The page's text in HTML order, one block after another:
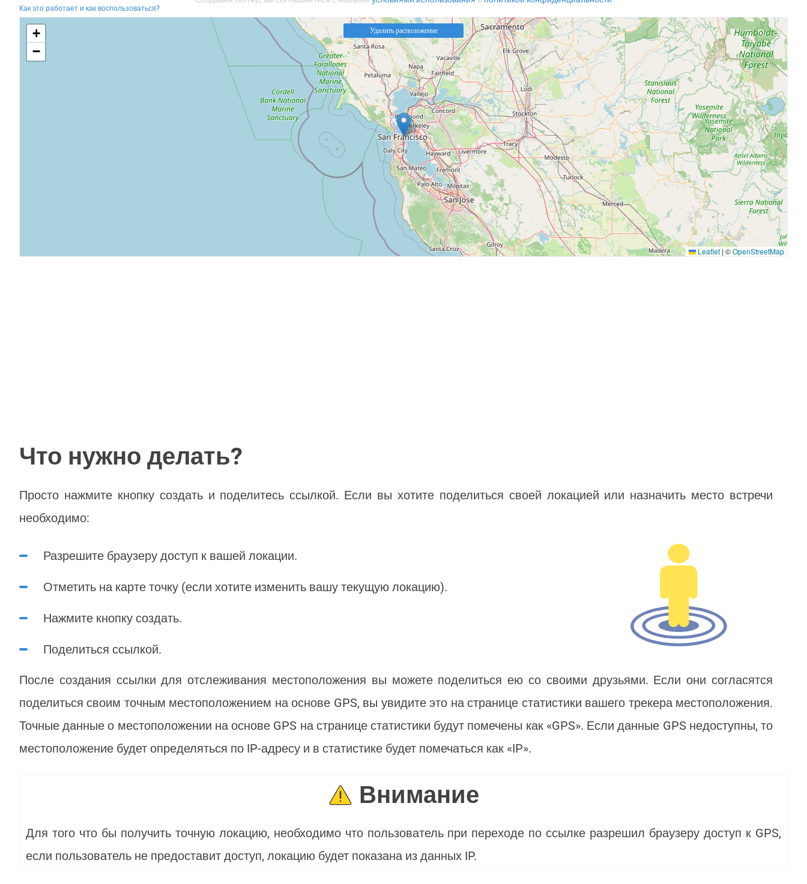
Как это работает и как воспользоваться?
+
−
Leaflet | ©OpenStreetMap
Удалить расположение
Что нужно делать?
Просто нажмите кнопку создать и поделитесь ссылкой. Если вы хотите поделиться своей локацией или назначить место встречи
необходимо:
Разрешите браузеру доступ к вашей локации.
Отметить на карте точку (если хотите изменить вашу текущую локацию).
Нажмите кнопку создать.
Поделиться ссылкой.
После создания ссылки для отслеживания местоположения вы можете поделиться ею со своими друзьями. Если они согласятся
поделиться своим точным местоположением на основе GPS, вы увидите это на странице статистики вашего трекера местоположения.
Точные данные о местоположении на основе GPS на странице статистики будут помечены как «GPS». Если данные GPS недоступны, то
местоположение будет определяться по IP-адресу и в статистике будет помечаться как «IP».
Внимание
Для того что бы получить точную локацию, необходимо что пользователь при переходе по ссылке разрешил браузеру доступ к GPS,
если пользователь не предоставит доступ, локацию будет показана из данных IP.